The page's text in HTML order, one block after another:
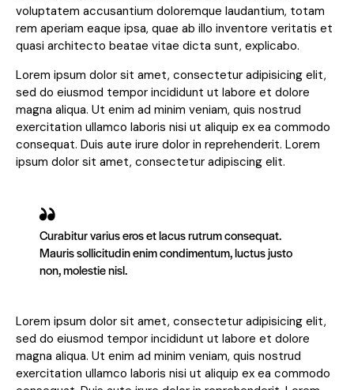
voluptatem accusantium doloremque laudantium, totam
rem aperiam eaque ipsa, quae ab illo inventore veritatis et
quasi architecto beatae vitae dicta sunt, explicabo.
Lorem ipsum dolor sit amet, consectetur adipisicing elit,
sed do eiusmod tempor incididunt ut labore et dolore
magna aliqua. Ut enim ad minim veniam, quis nostrud
exercitation ullamco laboris nisi ut aliquip ex ea commodo
consequat. Duis aute irure dolor in reprehenderit. Lorem
ipsum dolor sit amet, consectetur adipiscing elit.
Curabitur varius eros et lacus rutrum consequat.
Mauris sollicitudin enim condimentum, luctus justo
non, molestie nisl.
Lorem ipsum dolor sit amet, consectetur adipisicing elit,
sed do eiusmod tempor incididunt ut labore et dolore
magna aliqua. Ut enim ad minim veniam, quis nostrud
exercitation ullamco laboris nisi ut aliquip ex ea commodo